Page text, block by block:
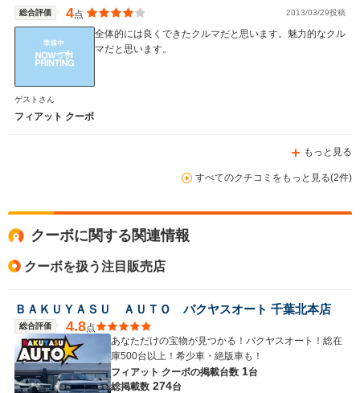
WLTCモード
燃費
1998cc
FF
総合評価 4点 2013/03/29投稿
全体的には良くできたクルマだと思います。魅力的なクル
マだと思います。
ゲストさん
フィアット クーボ
もっと見る
すべてのクチコミをもっと見る(2件)
クーボに関する関連情報
クーボを扱う注目販売店
ＢＡＫＵＹＡＳＵ ＡＵＴＯ バクヤスオート 千葉北本店
総合評価 4.8点
あなただけの宝物が見つかる！バクヤスオート！総在
庫500台以上！希少車・絶版車も！
フィアット クーボの掲載台数 1台
総掲載数 274台